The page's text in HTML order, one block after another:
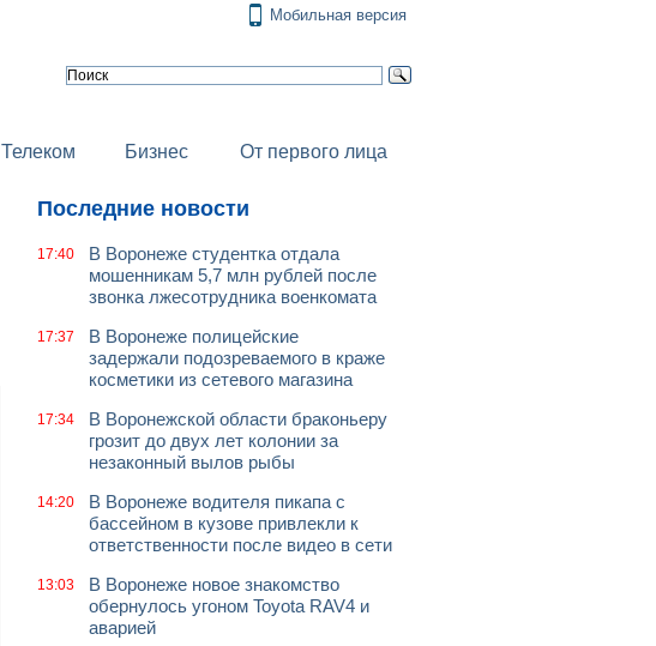
Мобильная версия
Телеком Бизнес От первого лица
Последние новости
17:40
В Воронеже студентка отдала
мошенникам 5,7 млн рублей после
звонка лжесотрудника военкомата
17:37
В Воронеже полицейские
задержали подозреваемого в краже
косметики из сетевого магазина
17:34
В Воронежской области браконьеру
грозит до двух лет колонии за
незаконный вылов рыбы
14:20
В Воронеже водителя пикапа с
бассейном в кузове привлекли к
ответственности после видео в сети
13:03
В Воронеже новое знакомство
обернулось угоном Toyota RAV4 и
аварией